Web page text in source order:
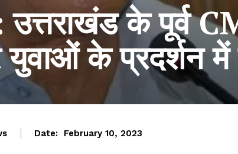
के पूर्व
युवाओं के प्रदर्शन
Date: February 10, 2023